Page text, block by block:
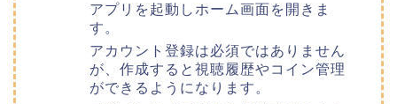
アプリを起動しホーム画面を開きま
す。
アカウント登録は必須ではありません
が、作成すると視聴履歴やコイン管理
ができるようになります。